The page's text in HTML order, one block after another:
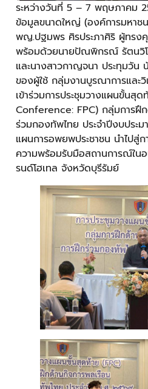
ระหว่างวันที่ 5 – 7 พฤษภาคม
ข้อมูลขนาดใหญ่ (องค์การมหาช
พญ.ปฐมพร ศิรประภาศิริ ผู้ทร
พร้อมด้วยนายปัณพิกรณ์ รัตนวิ
และนางสาวกาญจนา ประทุมวั
ของผู้ใช้ กลุ่มงานบูรณาการและ
เข้าร่วมการประชุมวางแผนขั้นสุ
Conference: FPC) กลุ่มการฝึ
ร่วมกองทัพไทย ประจำปีงบปร
แผนการอพยพประชาชน นำไปสู่
ความพร้อมรับมือสถานการณ์ใน
รนด์โฮเทล จังหวัดบุรีรัมย์